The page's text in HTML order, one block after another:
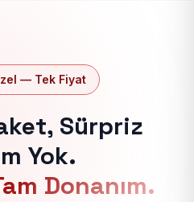
— Tek Fiyat
Sürpriz
Yok.
Donanım.